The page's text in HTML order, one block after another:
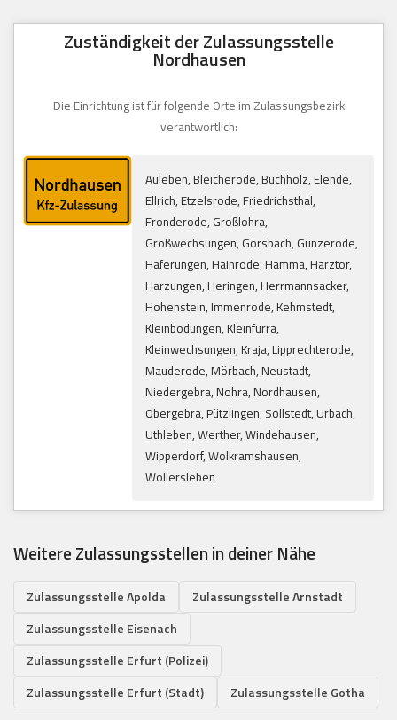
Zuständigkeit der Zulassungsstelle
Nordhausen
Die Einrichtung ist für folgende Orte im Zulassungsbezirk
verantwortlich:
Auleben, Bleicherode, Buchholz, Elende,
Ellrich, Etzelsrode, Friedrichsthal,
Fronderode, Großlohra,
Großwechsungen, Görsbach, Günzerode,
Haferungen, Hainrode, Hamma, Harztor,
Harzungen, Heringen, Herrmannsacker,
Hohenstein, Immenrode, Kehmstedt,
Kleinbodungen, Kleinfurra,
Kleinwechsungen, Kraja, Lipprechterode,
Mauderode, Mörbach, Neustadt,
Niedergebra, Nohra, Nordhausen,
Obergebra, Pützlingen, Sollstedt, Urbach,
Uthleben, Werther, Windehausen,
Wipperdorf, Wolkramshausen,
Wollersleben
Weitere Zulassungsstellen in deiner Nähe
Zulassungsstelle Apolda
Zulassungsstelle Arnstadt
Zulassungsstelle Eisenach
Zulassungsstelle Erfurt (Polizei)
Zulassungsstelle Erfurt (Stadt)
Zulassungsstelle Gotha